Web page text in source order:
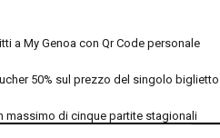
a My Genoa con Qr Code personale
50% sul prezzo del singolo biglietto
massimo di cinque partite stagionali